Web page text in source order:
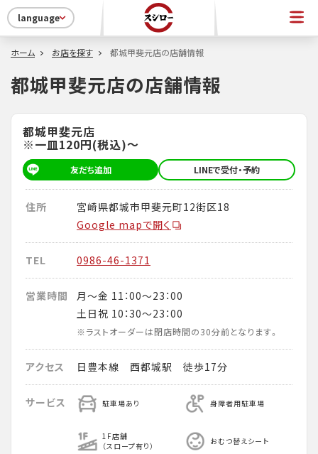
language
ホーム お店を探す 都城甲斐元店の店舗情報
都城甲斐元店の店舗情報
都城甲斐元店
※一皿120円(税込)～
友だち追加 LINEで受付・予約
住所
宮崎県都城市甲斐元町12街区18
Google mapで開く
TEL 0986-46-1371
営業時間
月～金 11：00～23：00
土日祝 10：30～23：00
※ラストオーダーは閉店時間の30分前となります。
アクセス 日豊本線 西都城駅 徒歩17分
サービス 駐車場あり 身障者用駐車場
1F店舗
（スロープ有り）
おむつ替えシート